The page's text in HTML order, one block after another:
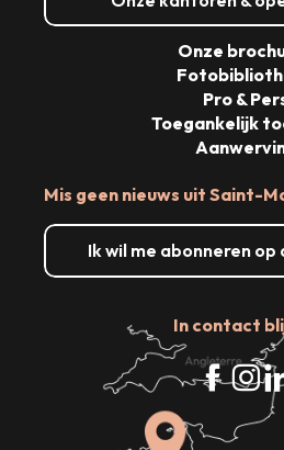
Mis geen nieuws uit Saint-
Ik wil me abonneren
In contact
Onze
Pro &
Toegankelijk